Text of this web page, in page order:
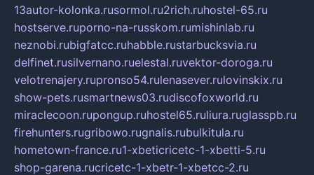
13autor-kolonka.rusormol.ru2rich.ruhostel-65.ru
hostserve.ruporno-na-russkom.rumishinlab.ru
neznobi.rubigfatcc.ruhabble.rustarbucksvia.ru
delfinet.rusilvernano.ruelestal.ruvektor-doroga.ru
velotrenajery.rupronso54.rulenasever.rulovinskix.ru
show-pets.rusmartnews03.rudiscofoxworld.ru
miraclecoon.rupongup.ruhostel65.ruliura.ruglasspb.ru
firehunters.rugribowo.rugnalis.rubulkitula.ru
hometown-france.ru1-xbeticricetc-1-xbetti-5.ru
shop-garena.rucricetc-1-xbetr-1-xbetcc-2.ru